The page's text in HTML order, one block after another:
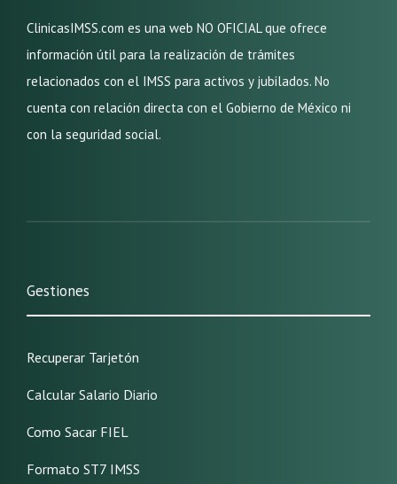
ClinicasIMSS.com es una web NO OFICIAL que ofrece
información útil para la realización de trámites
relacionados con el IMSS para activos y jubilados. No
cuenta con relación directa con el Gobierno de México ni
con la seguridad social.
Gestiones
Recuperar Tarjetón
Calcular Salario Diario
Como Sacar FIEL
Formato ST7 IMSS